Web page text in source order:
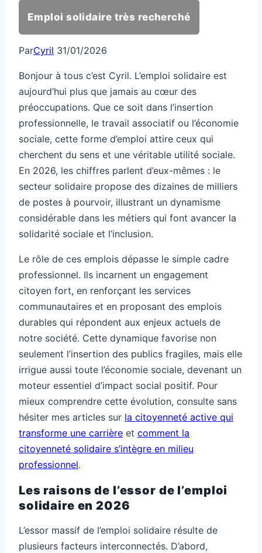
Emploi solidaire très recherché
ParCyril 31/01/2026
Bonjour à tous c’est Cyril. L’emploi solidaire est
aujourd’hui plus que jamais au cœur des
préoccupations. Que ce soit dans l’insertion
professionnelle, le travail associatif ou l’économie
sociale, cette forme d’emploi attire ceux qui
cherchent du sens et une véritable utilité sociale.
En 2026, les chiffres parlent d’eux-mêmes : le
secteur solidaire propose des dizaines de milliers
de postes à pourvoir, illustrant un dynamisme
considérable dans les métiers qui font avancer la
solidarité sociale et l’inclusion.
Le rôle de ces emplois dépasse le simple cadre
professionnel. Ils incarnent un engagement
citoyen fort, en renforçant les services
communautaires et en proposant des emplois
durables qui répondent aux enjeux actuels de
notre société. Cette dynamique favorise non
seulement l’insertion des publics fragiles, mais elle
irrigue aussi toute l’économie sociale, devenant un
moteur essentiel d’impact social positif. Pour
mieux comprendre cette évolution, consulte sans
hésiter mes articles sur la citoyenneté active qui
transforme une carrière et comment la
citoyenneté solidaire s’intègre en milieu
professionnel.
Les raisons de l’essor de l’emploi
solidaire en 2026
L’essor massif de l’emploi solidaire résulte de
plusieurs facteurs interconnectés. D’abord,